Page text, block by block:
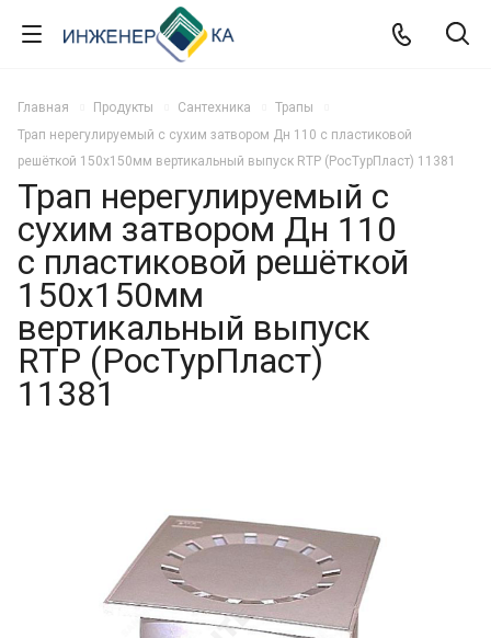
Главная Продукты Сантехника
Трапы
Трап нерегулируемый с сухим затвором Дн 110 с пластиковой
решёткой 150х150мм вертикальный выпуск RTP (РосТурПласт) 11381
Трап нерегулируемый с
сухим затвором Дн 110
с пластиковой решёткой
150х150мм
вертикальный выпуск
RTP (РосТурПласт)
11381